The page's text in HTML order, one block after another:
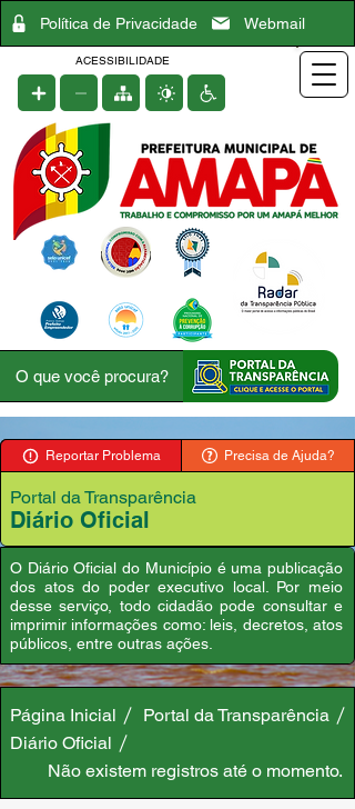
Política de Privacidade Webmail
ACESSIBILIDADE
Reportar Problema Precisa de Ajuda?
Portal da Transparência
Diário Oficial
O Diário Oficial do Município é uma publicação
dos atos do poder executivo local. Por meio
desse serviço, todo cidadão pode consultar e
imprimir informações como: leis, decretos, atos
públicos, entre outras ações.
Página Inicial
Portal da Transparência
Diário Oficial
Não existem registros até o momento.